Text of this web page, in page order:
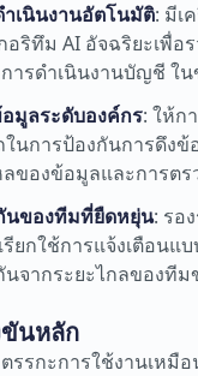
เนินงานอัตโนมัติ: มีเ
ริทึม AI อัจฉริยะเพื่
ารดำเนินงานบัญชี ใ
มูลระดับองค์กร: ให้ก
การป้องกันการดึงข้
ลของข้อมูลและการ
นของทีมที่ยืดหยุ่น: รอ
ยกใช้การแจ้งเตือน
นจากระยะไกลของ
ขันหลัก
รรกะการใช้งานเหมื